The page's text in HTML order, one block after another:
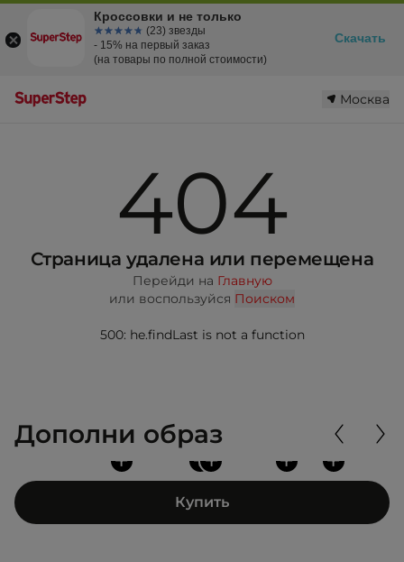
Москва
404
Страница удалена или перемещена
Перейди на Главную
или воспользуйся Поиском
500: he.findLast is not a function
Дополни образ
+
+
+ + +
Купить
Кроссовки и не только
☆☆☆☆☆
★★★★★ (23) звезды
- 15% на первый заказ
(на товары по полной стоимости)
Скачать